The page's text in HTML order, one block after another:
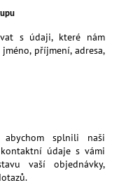
s údaji, které nám
příjmení, adresa,
abychom splnili naši
údaje s vámi
vaší objednávky,